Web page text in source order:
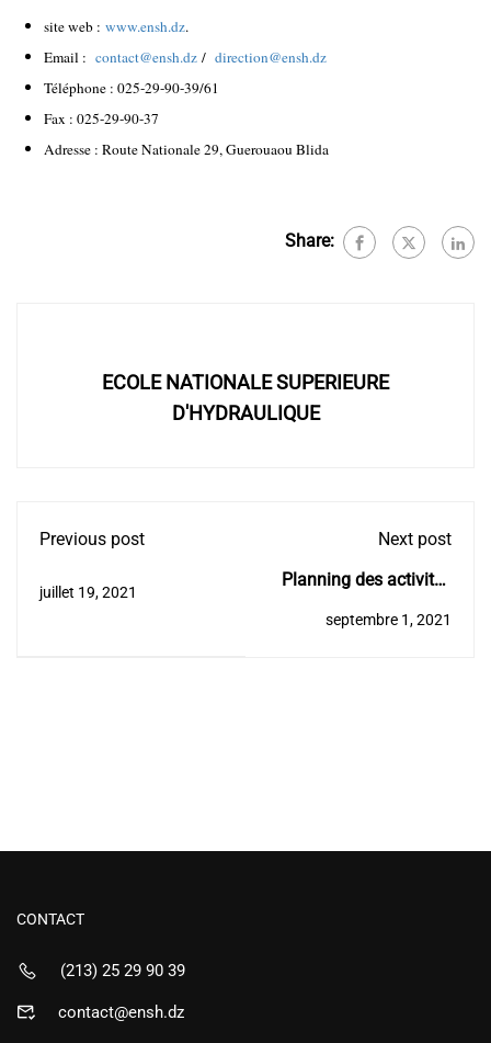
site web : www.ensh.dz.
Email : contact@ensh.dz / direction@ensh.dz
Téléphone : 025-29-90-39/61
Fax : 025-29-90-37
Adresse : Route Nationale 29, Guerouaou Blida
Share:
ECOLE NATIONALE SUPERIEURE
D'HYDRAULIQUE
Previous post
juillet 19, 2021
Next post
Planning des activités
septembre 1, 2021
CONTACT
(213) 25 29 90 39
contact@ensh.dz